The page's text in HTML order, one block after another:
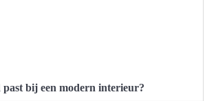
past bij een modern interieur?